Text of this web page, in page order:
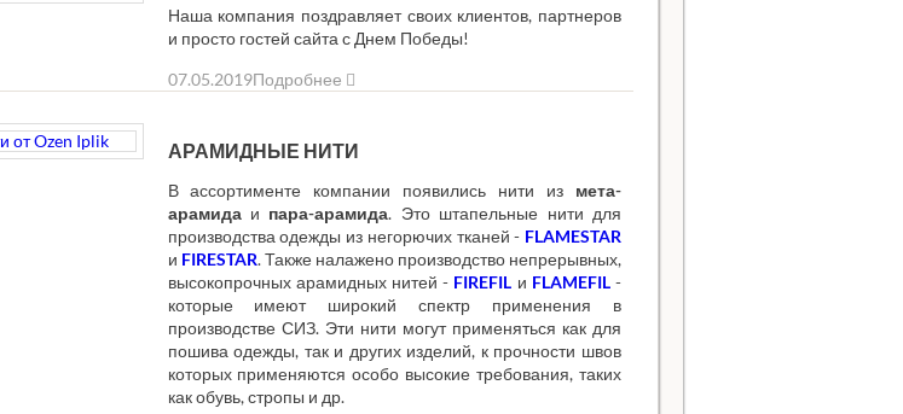
Наша компания поздравляет своих клиентов, партнеров
и просто гостей сайта с Днем Победы!
07.05.2019Подробнее
АРАМИДНЫЕ НИТИ
В ассортименте компании появились нити из мета-
арамидаи пара-арамида. Это штапельные нити для
производства одежды из негорючих тканей - FLAMESTAR
и FIRESTAR. Также налажено производство непрерывных,
высокопрочных арамидных нитей - FIREFIL и FLAMEFIL-
которые имеют широкий спектр применения в
производстве СИЗ. Эти нити могут применяться как для
пошива одежды, так и других изделий, к прочности швов
которых применяются особо высокие требования, таких
как обувь, стропы и др.